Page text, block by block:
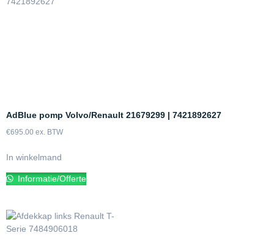
AdBlue pomp Volvo/Renault 21679299 | 7421892627
€695.00 ex. BTW
In winkelmand
Informatie/Offerte